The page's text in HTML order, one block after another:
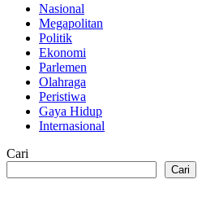
Nasional
Megapolitan
Politik
Ekonomi
Parlemen
Olahraga
Peristiwa
Gaya Hidup
Internasional
Cari
Cari